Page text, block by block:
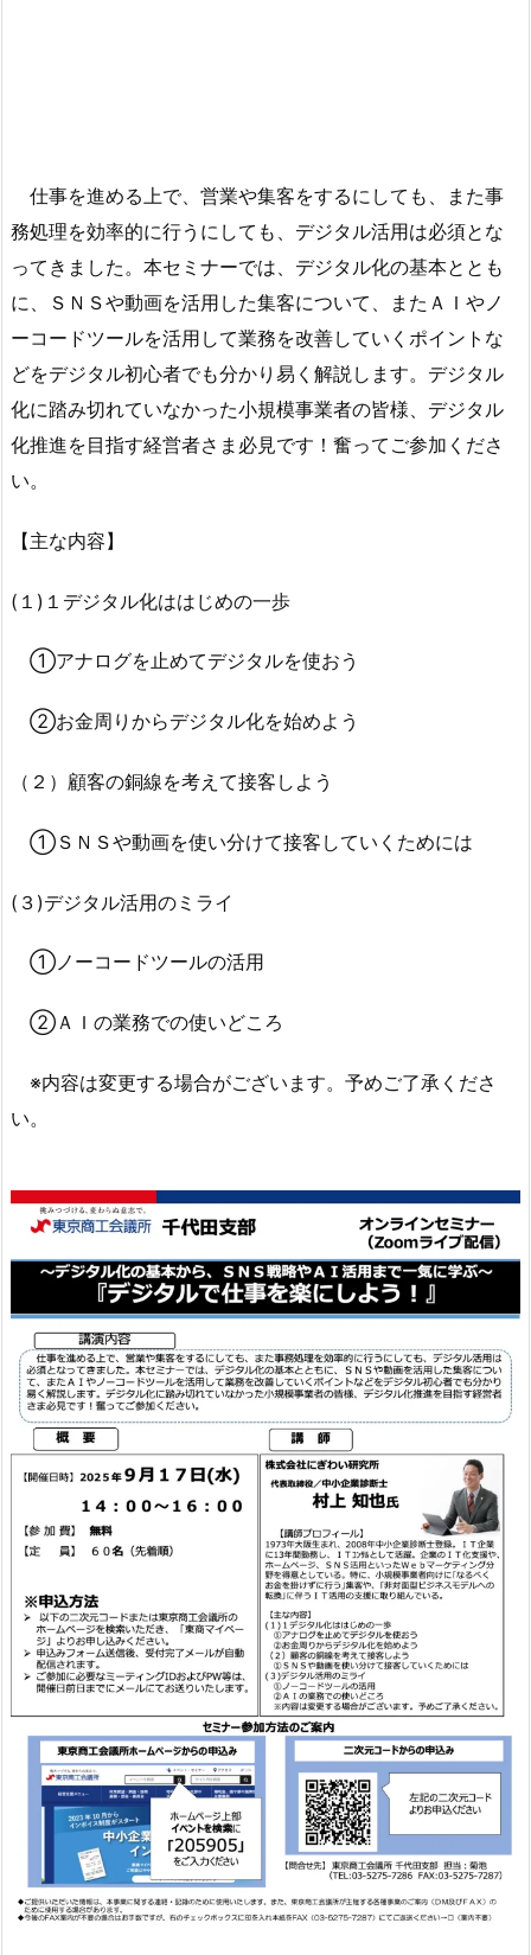
仕事を進める上で、営業や集客をするにしても、また事
務処理を効率的に行うにしても、デジタル活用は必須とな
ってきました。本セミナーでは、デジタル化の基本ととも
に、ＳＮＳや動画を活用した集客について、またＡＩやノ
ーコードツールを活用して業務を改善していくポイントな
どをデジタル初心者でも分かり易く解説します。デジタル
化に踏み切れていなかった小規模事業者の皆様、デジタル
化推進を目指す経営者さま必見です！奮ってご参加くださ
い。
【主な内容】
(１)１デジタル化ははじめの一歩
①アナログを止めてデジタルを使おう
②お金周りからデジタル化を始めよう
（２）顧客の銅線を考えて接客しよう
①ＳＮＳや動画を使い分けて接客していくためには
(３)デジタル活用のミライ
①ノーコードツールの活用
②ＡＩの業務での使いどころ
※内容は変更する場合がございます。予めご了承くださ
い。